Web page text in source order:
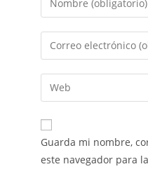
Guarda mi nombre,
este navegador para